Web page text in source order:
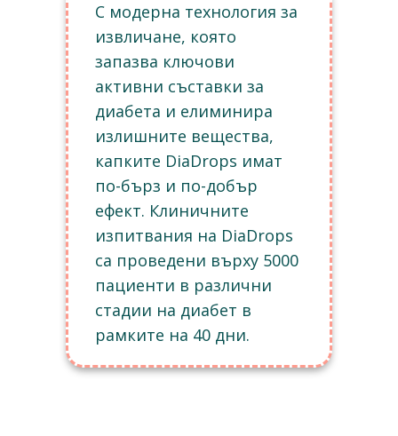
С модерна технология за
извличане, която
запазва ключови
активни съставки за
диабета и елиминира
излишните вещества,
капките DiaDrops имат
по-бърз и по-добър
ефект. Клиничните
изпитвания на DiaDrops
са проведени върху 5000
пациенти в различни
стадии на диабет в
рамките на 40 дни.